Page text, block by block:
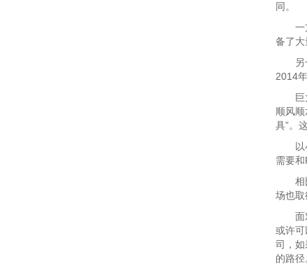
同。
一方
备了大
另一
2014
巨大
顺风
具”。
以小
需要
相比
场也取
面对
或许可
司，
的路径